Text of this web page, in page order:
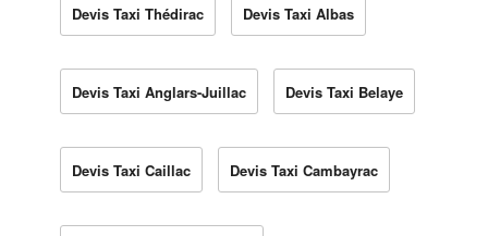
Devis Taxi Thédirac Devis Taxi Albas
Devis Taxi Anglars-Juillac Devis Taxi Belaye
Devis Taxi Caillac Devis Taxi Cambayrac